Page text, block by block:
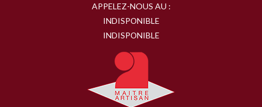
APPELEZ-NOUS AU :
INDISPONIBLE
INDISPONIBLE